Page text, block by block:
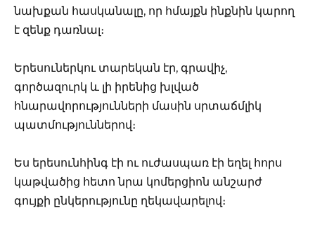
նախքան հասկանալը, որ հմայքն ինքնին կարող
է զենք դառնալ։
Երեսուներկու տարեկան էր, գրավիչ,
գործազուրկ և լի իրենից խլված
հնարավորությունների մասին սրտաճմլիկ
պատմություններով։
Ես երեսունհինգ էի ու ուժասպառ էի եղել հորս
կաթվածից հետո նրա կոմերցիոն անշարժ
գույքի ընկերությունը ղեկավարելով։